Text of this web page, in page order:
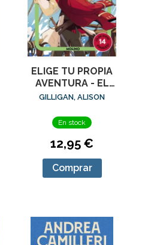
ELIGE TU PROPIA
AVENTURA - EL
TESORO DEL
GILLIGAN, ALISON
En stock
12,95 €
Comprar